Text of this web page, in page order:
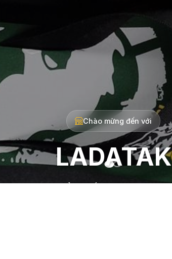
Chào mừng đến với
LADATAK